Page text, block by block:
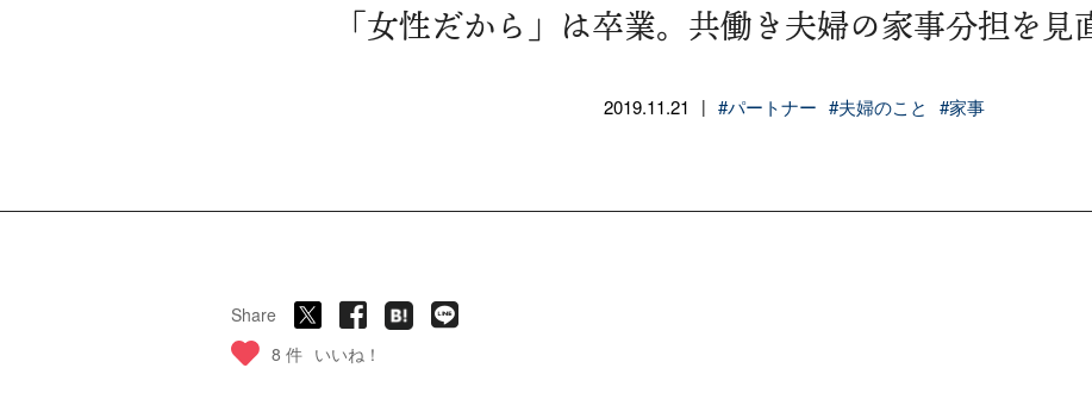
「女性だから」は卒業。共働き夫婦の家事分担を見
2019.11.21 | #パートナー #夫婦のこと #家事
Share
8 件 いいね！